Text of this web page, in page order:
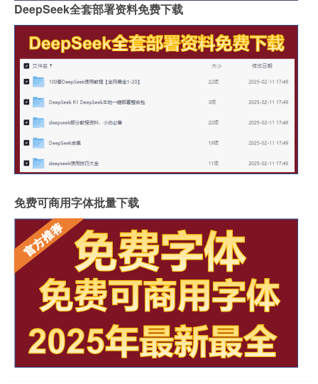
DeepSeek全套部署资料免费下载
免费可商用字体批量下载